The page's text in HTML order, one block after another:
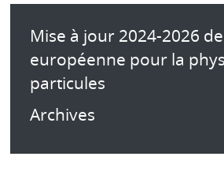
Mise à jour 2024-2026
européenne pour la
particules
Archives